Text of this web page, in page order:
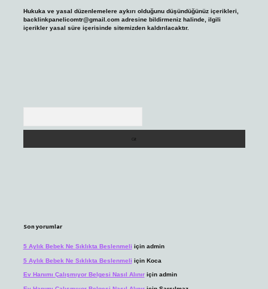
Hukuka ve yasal düzenlemelere aykırı olduğunu düşündüğünüz içerikleri,
backlinkpanelicomtr@gmail.comadresine bildirmeniz halinde, ilgili
içerikler yasal süre içerisinde sitemizden kaldırılacaktır.
Son yorumlar
5 Aylık Bebek Ne Sıklıkta Beslenmeli için admin
5 Aylık Bebek Ne Sıklıkta Beslenmeli için Koca
Ev Hanımı Çalışmıyor Belgesi Nasıl Alınıriçin admin